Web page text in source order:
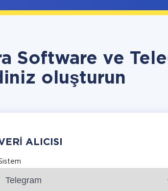
Software ve
oluşturun
ALICISI